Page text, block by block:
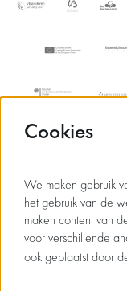
Cookies
We maken gebruik
het gebruik van de
maken content van
voor verschillende
ook geplaatst door